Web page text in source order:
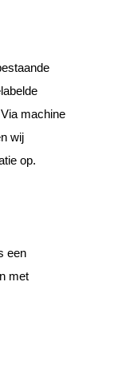
machine
wij
op.
een
met